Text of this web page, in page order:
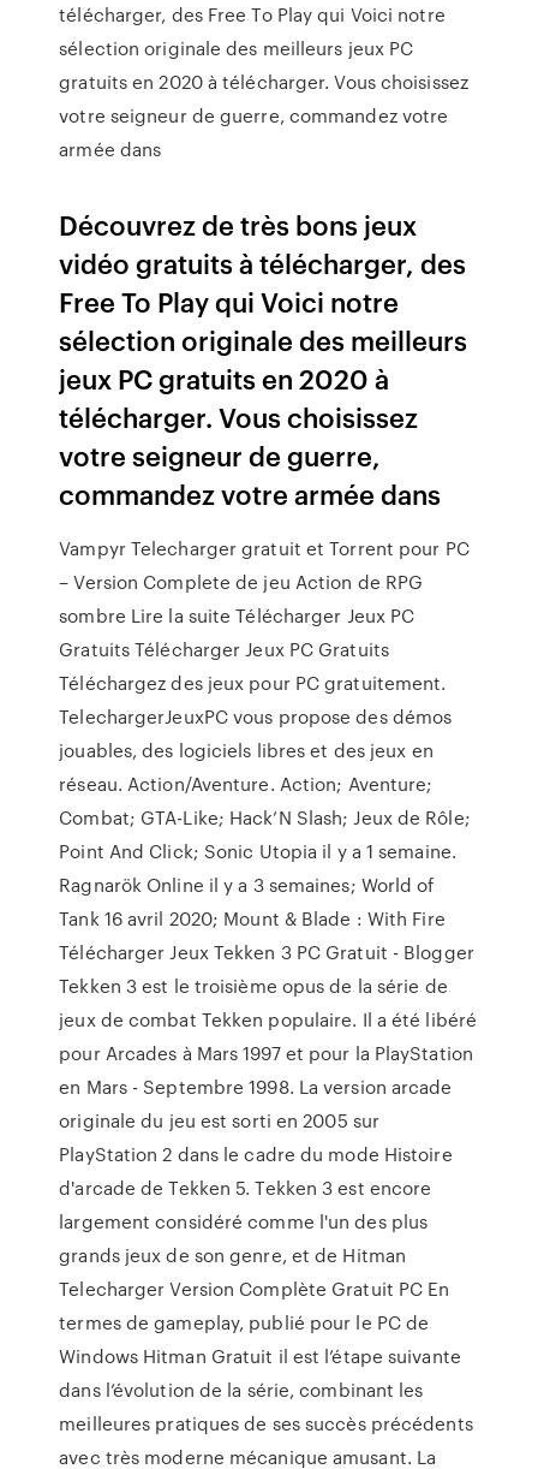
télécharger, des Free To Play qui Voici notre
sélection originale des meilleurs jeux PC
gratuits en 2020 à télécharger. Vous choisissez
votre seigneur de guerre, commandez votre
armée dans
Découvrez de très bons jeux
vidéo gratuits à télécharger, des
Free To Play qui Voici notre
sélection originale des meilleurs
jeux PC gratuits en 2020 à
télécharger. Vous choisissez
votre seigneur de guerre,
commandez votre armée dans
Vampyr Telecharger gratuit et Torrent pour PC
– Version Complete de jeu Action de RPG
sombre Lire la suite Télécharger Jeux PC
Gratuits Télécharger Jeux PC Gratuits
Téléchargez des jeux pour PC gratuitement.
TelechargerJeuxPC vous propose des démos
jouables, des logiciels libres et des jeux en
réseau. Action/Aventure. Action; Aventure;
Combat; GTA-Like; Hack’N Slash; Jeux de Rôle;
Point And Click; Sonic Utopia il y a 1 semaine.
Ragnarök Online il y a 3 semaines; World of
Tank 16 avril 2020; Mount & Blade : With Fire
Télécharger Jeux Tekken 3 PC Gratuit - Blogger
Tekken 3 est le troisième opus de la série de
jeux de combat Tekken populaire. Il a été libéré
pour Arcades à Mars 1997 et pour la PlayStation
en Mars - Septembre 1998. La version arcade
originale du jeu est sorti en 2005 sur
PlayStation 2 dans le cadre du mode Histoire
d'arcade de Tekken 5. Tekken 3 est encore
largement considéré comme l'un des plus
grands jeux de son genre, et de Hitman
Telecharger Version Complète Gratuit PC En
termes de gameplay, publié pour le PC de
Windows Hitman Gratuit il est l’étape suivante
dans l’évolution de la série, combinant les
meilleures pratiques de ses succès précédents
avec très moderne mécanique amusant. La